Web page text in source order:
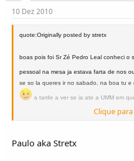
10 Dez 2010
quote:Originally posted by stretx
boas pois foi Sr Zé Pedro Leal conheci o
pessoal na mesa ja estava farta de nos
se so la queres ir no sabado, na boa tu
a tarde a ver se ia ate a UMM em
aquilo ade sair do buraco se ouver uma
Paulo Alves
Clique
Paulo aka Stretx